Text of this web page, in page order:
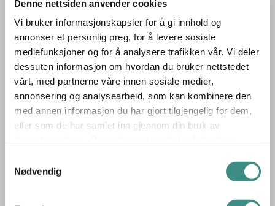
Denne nettsiden anvender cookies
Vi bruker informasjonskapsler for å gi innhold og
annonser et personlig preg, for å levere sosiale
mediefunksjoner og for å analysere trafikken vår. Vi deler
dessuten informasjon om hvordan du bruker nettstedet
vårt, med partnerne våre innen sosiale medier,
annonsering og analysearbeid, som kan kombinere den
med annen informasjon du har gjort tilgjengelig for dem,
eller som de har samlet inn gjennom din bruk av
Nødvendig
Stk
KINNARPS